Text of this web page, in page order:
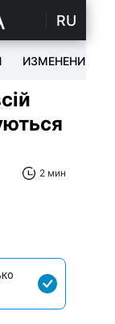
RU
ИЗМЕНЕНИЯ
2 мин